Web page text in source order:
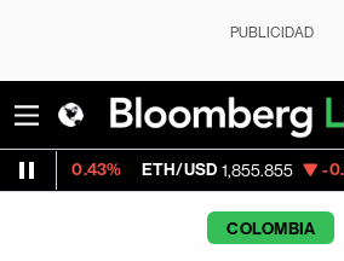
PUBLICIDAD
ETH/USD 1,855.855 -0.62% Visa
COLOMBIA